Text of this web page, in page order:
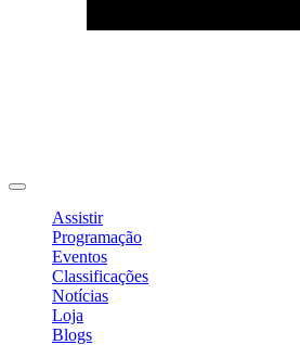
Assistir
Programação
Eventos
Classificações
Notícias
Loja
Blogs